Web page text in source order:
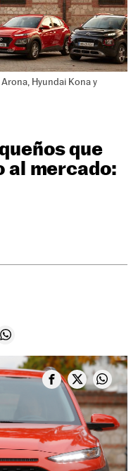
Hyundai Kona y
que
al mercado: